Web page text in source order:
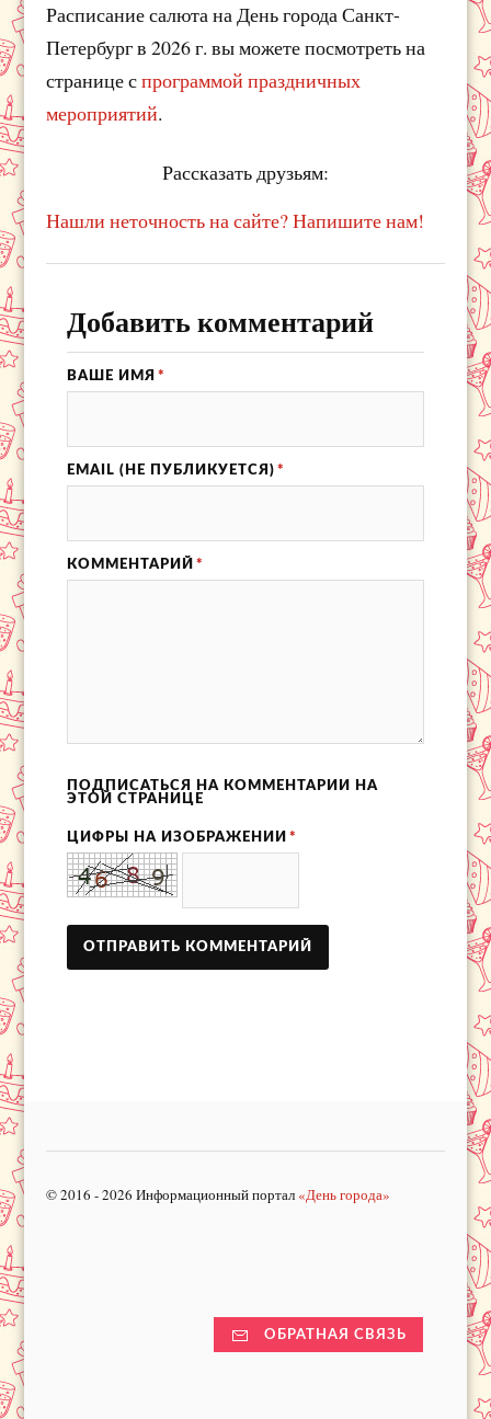
Расписание салюта на День города Санкт-
Петербург в 2026 г. вы можете посмотреть на
странице спрограммой праздничных
мероприятий.
Рассказать друзьям:
Нашли неточность на сайте? Напишите нам!
Добавить комментарий
ВАШЕ ИМЯ *
EMAIL (НЕ ПУБЛИКУЕТСЯ) *
КОММЕНТАРИЙ *
ПОДПИСАТЬСЯ НА КОММЕНТАРИИ НА
ЭТОЙ СТРАНИЦЕ
ЦИФРЫ НА ИЗОБРАЖЕНИИ *
© 2016 - 2026 Информационный портал «День города»
ОБРАТНАЯ СВЯЗЬ